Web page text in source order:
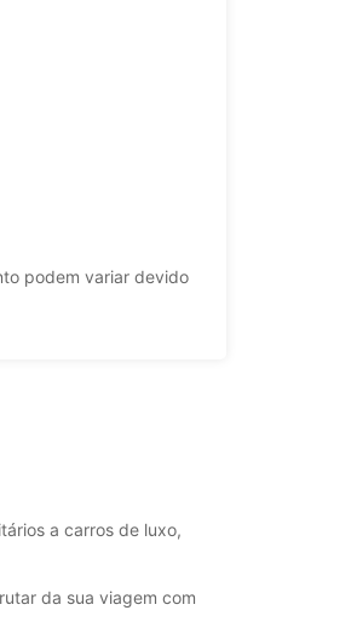
podem variar devido
a carros de luxo,
da sua viagem com